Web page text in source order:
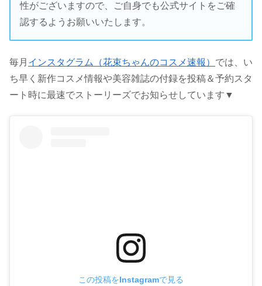
性がございますので、ご自身でも公式サイトをご確
認するようお願いいたします。
毎月 インスタグラム（花束ちゃんのコスメ速報） では、い
ち早く新作コスメ情報や美容雑誌の付録を投稿＆予約スタ
ート時に最速でストーリーズでお知らせしています▼
この投稿をInstagramで見る